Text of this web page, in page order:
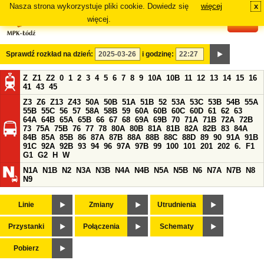
Nasza strona wykorzystuje pliki cookie. Dowiedz się
więcej.
więcej x
Sprawdź rozkład na dzień: i godzinę:
Z Z1 Z2 0 1 2 3 4 5 6 7 8 9 10A 10B 11 12 13 14 15 16
41 43 45
Z3 Z6 Z13 Z43 50A 50B 51A 51B 52 53A 53C 53B 54B 55A
55B 55C 56 57 58A 58B 59 60A 60B 60C 60D 61 62 63
64A 64B 65A 65B 66 67 68 69A 69B 70 71A 71B 72A 72B
73 75A 75B 76 77 78 80A 80B 81A 81B 82A 82B 83 84A
84B 85A 85B 86 87A 87B 88A 88B 88C 88D 89 90 91A 91B
91C 92A 92B 93 94 96 97A 97B 99 100 101 201 202 6.
F1
G1 G2 H
W
N1A
N1B N2 N3A N3B N4A N4B N5A N5B N6 N7A N7B
N8
N9
Linie Zmiany Utrudnienia
Przystanki Połączenia Schematy
Pobierz